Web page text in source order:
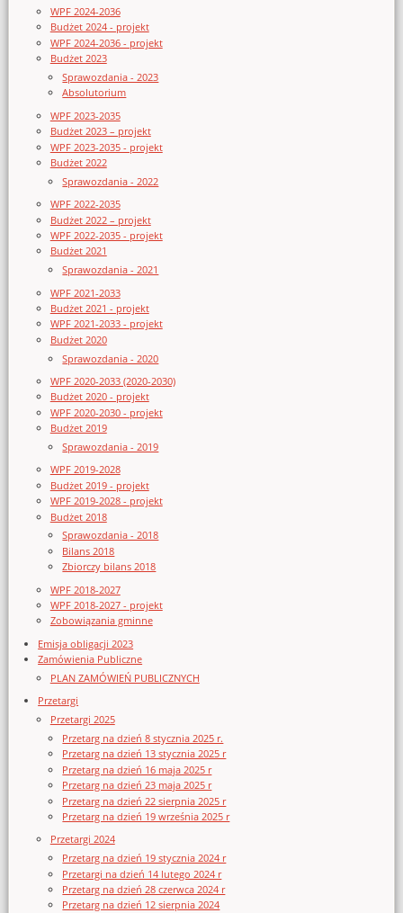
WPF 2024-2036
Budżet 2024 - projekt
WPF 2024-2036 - projekt
Budżet 2023
Sprawozdania - 2023
Absolutorium
WPF 2023-2035
Budżet 2023 – projekt
WPF 2023-2035 - projekt
Budżet 2022
Sprawozdania - 2022
WPF 2022-2035
Budżet 2022 – projekt
WPF 2022-2035 - projekt
Budżet 2021
Sprawozdania - 2021
WPF 2021-2033
Budżet 2021 - projekt
WPF 2021-2033 - projekt
Budżet 2020
Sprawozdania - 2020
WPF 2020-2033 (2020-2030)
Budżet 2020 - projekt
WPF 2020-2030 - projekt
Budżet 2019
Sprawozdania - 2019
WPF 2019-2028
Budżet 2019 - projekt
WPF 2019-2028 - projekt
Budżet 2018
Sprawozdania - 2018
Bilans 2018
Zbiorczy bilans 2018
WPF 2018-2027
WPF 2018-2027 - projekt
Zobowiązania gminne
Emisja obligacji 2023
Zamówienia Publiczne
PLAN ZAMÓWIEŃ PUBLICZNYCH
Przetargi
Przetargi 2025
Przetarg na dzień 8 stycznia 2025 r.
Przetarg na dzień 13 stycznia 2025 r
Przetarg na dzień 16 maja 2025 r
Przetarg na dzień 23 maja 2025 r
Przetarg na dzień 22 sierpnia 2025 r
Przetarg na dzień 19 września 2025 r
Przetargi 2024
Przetarg na dzień 19 stycznia 2024 r
Przetargi na dzień 14 lutego 2024 r
Przetarg na dzień 28 czerwca 2024 r
Przetarg na dzień 12 sierpnia 2024